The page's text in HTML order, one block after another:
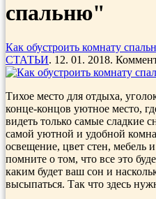
спальню"
Как обустроить комнату
СТАТЬИ. 12. 01. 2018.
Тихое место для отдыха,
конце-концов уютное место,
видеть только самые сладкие
самой уютной и удобной
освещение, цвет стен, мебель
помните о том, что все это
каким будет ваш сон и
высыпаться. Так что здесь